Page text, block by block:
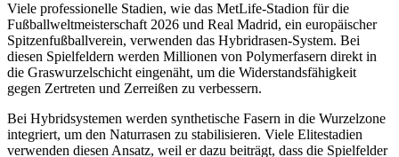
Viele professionelle Stadien, wie das MetLife-Stadion für die
Fußballweltmeisterschaft 2026 und Real Madrid, ein europäischer
Spitzenfußballverein, verwenden das Hybridrasen-System. Bei
diesen Spielfeldern werden Millionen von Polymerfasern direkt in
die Graswurzelschicht eingenäht, um die Widerstandsfähigkeit
gegen Zertreten und Zerreißen zu verbessern.
Bei Hybridsystemen werden synthetische Fasern in die Wurzelzone
integriert, um den Naturrasen zu stabilisieren. Viele Elitestadien
verwenden diesen Ansatz, weil er dazu beiträgt, dass die Spielfelder